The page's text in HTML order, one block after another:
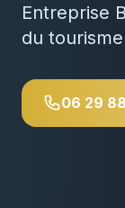
Entreprise
du tourisme
06 29